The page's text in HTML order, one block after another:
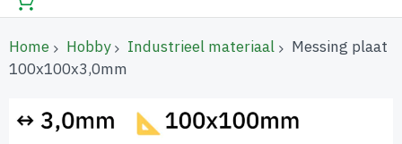
Home Hobby Industrieel materiaal
Messing plaat
100x100x3,0mm
naar